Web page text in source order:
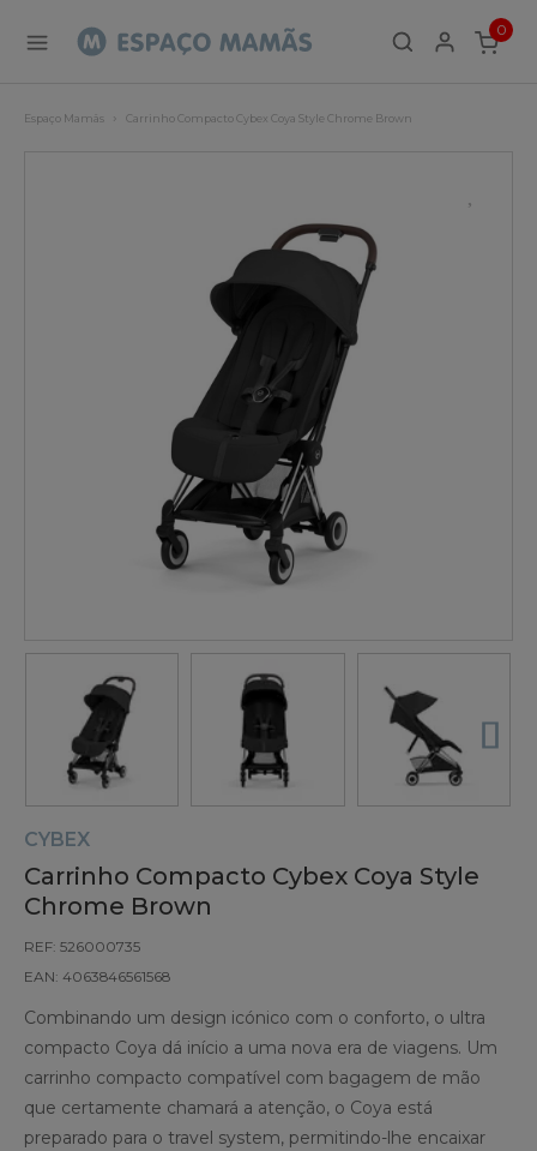
0
ITEMS
Espaço Mamãs Carrinho Compacto Cybex Coya Style Chrome Brown
CYBEX
Carrinho Compacto Cybex Coya Style
Chrome Brown
REF: 526000735
EAN: 4063846561568
Combinando um design icónico com o conforto, o ultra
compacto Coya dá início a uma nova era de viagens. Um
carrinho compacto compatível com bagagem de mão
que certamente chamará a atenção, o Coya está
preparado para o travel system, permitindo-lhe encaixar